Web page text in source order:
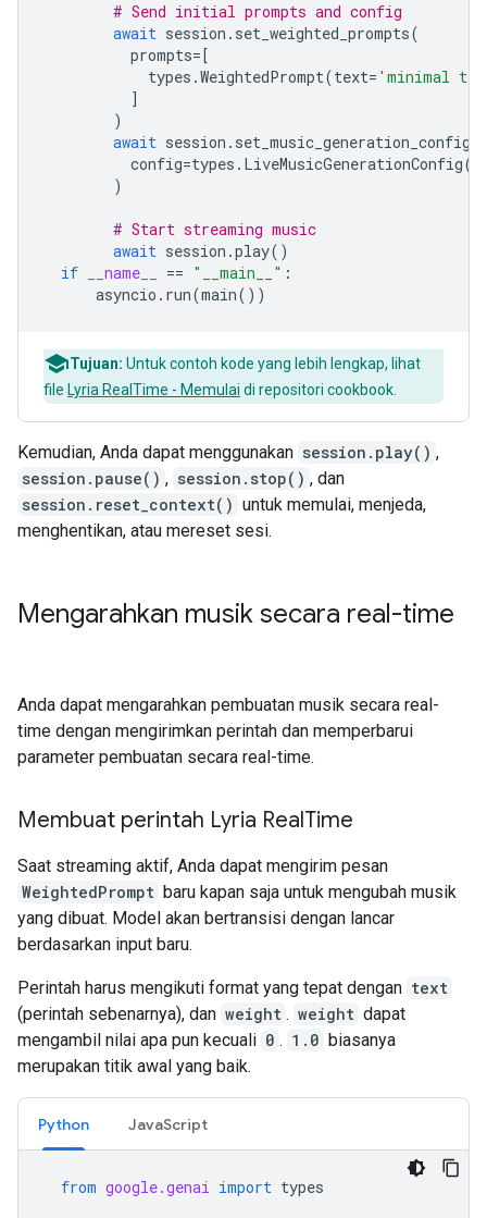
# Send initial prompts and config
await session . set_weighted_prompts(
prompts=[
types .WeightedPrompt(text= 'minimal
]
)
await session . set_music_generation_config
config=types . LiveMusicGenerationConfig(
)
# Start streaming music
await session .play()
if
__name__ == "__main__" :
asyncio . run(main())
Tujuan: Untuk contoh kode yang lebih lengkap, lihat
file Lyria RealTime - Memulai di repositori cookbook.
Kemudian, Anda dapat menggunakan session.play() ,
session.pause() , session.stop() , dan
session.reset_context() untuk memulai, menjeda,
menghentikan, atau mereset sesi.
Mengarahkan musik secara real-time
Anda dapat mengarahkan pembuatan musik secara real-
time dengan mengirimkan perintah dan memperbarui
parameter pembuatan secara real-time.
Membuat perintah Lyria RealTime
Saat streaming aktif, Anda dapat mengirim pesan
WeightedPrompt baru kapan saja untuk mengubah musik
yang dibuat. Model akan bertransisi dengan lancar
berdasarkan input baru.
Perintah harus mengikuti format yang tepat dengan text
(perintah sebenarnya), dan weight . weight dapat
mengambil nilai apa pun kecuali 0 . 1.0 biasanya
merupakan titik awal yang baik.
Python JavaScript
from google.genai import types